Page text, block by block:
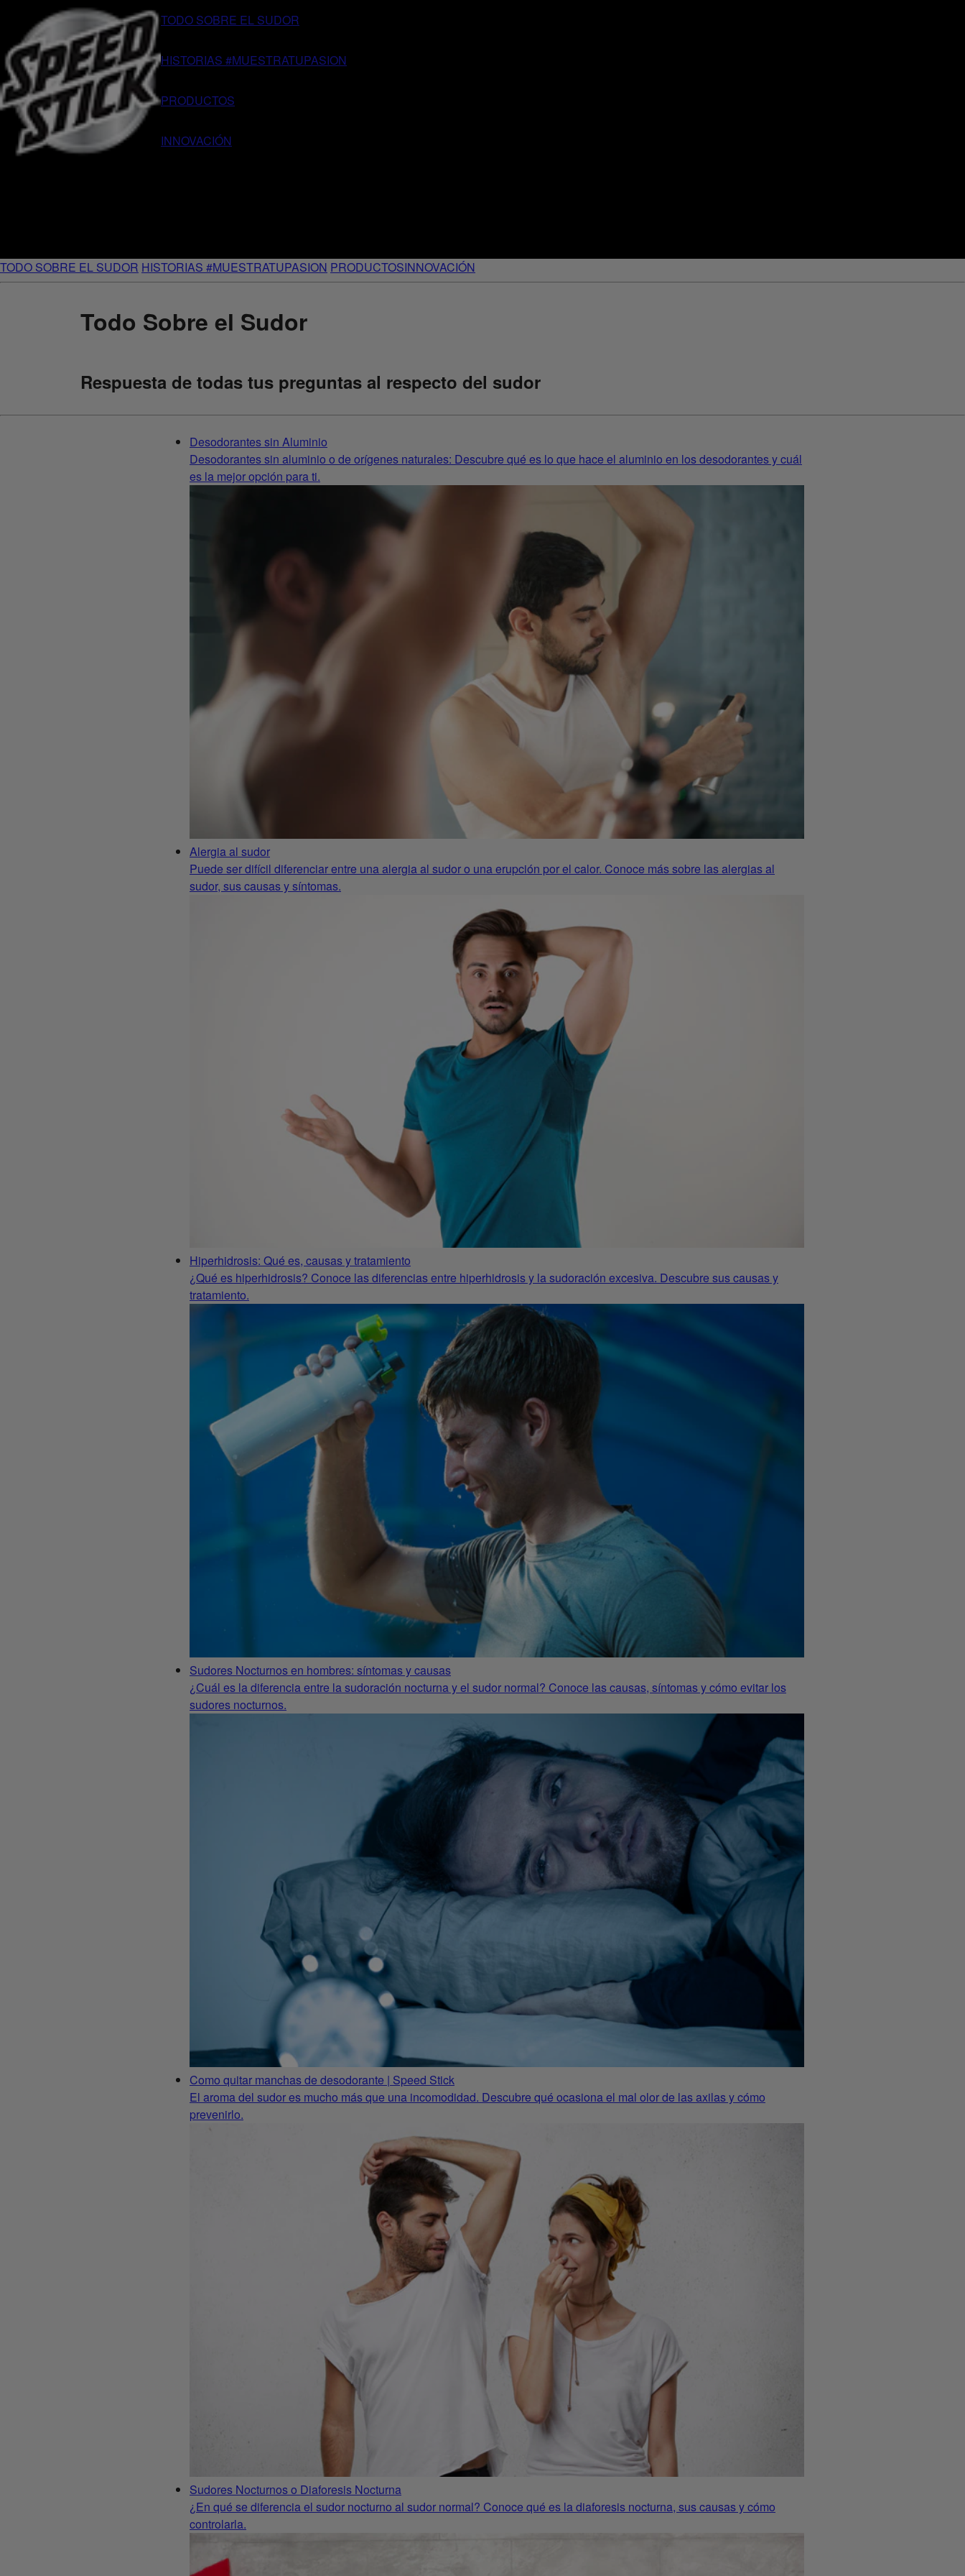
TODO SOBRE EL SUDOR
HISTORIAS #MUESTRATUPASION
PRODUCTOS
INNOVACIÓN
TODO SOBRE EL SUDOR HISTORIAS #MUESTRATUPASION PRODUCTOSINNOVACIÓN
Todo Sobre el Sudor
Respuesta de todas tus preguntas al respecto del sudor
Desodorantes sin Aluminio
Desodorantes sin aluminio o de orígenes naturales: Descubre qué es lo que hace el aluminio en los desodorantes y cuál
es la mejor opción para ti.
Alergia al sudor
Puede ser difícil diferenciar entre una alergia al sudor o una erupción por el calor. Conoce más sobre las alergias al
sudor, sus causas y síntomas.
Hiperhidrosis: Qué es, causas y tratamiento
¿Qué es hiperhidrosis? Conoce las diferencias entre hiperhidrosis y la sudoración excesiva. Descubre sus causas y
tratamiento.
Sudores Nocturnos en hombres: síntomas y causas
¿Cuál es la diferencia entre la sudoración nocturna y el sudor normal? Conoce las causas, síntomas y cómo evitar los
sudores nocturnos.
Como quitar manchas de desodorante | Speed Stick
El aroma del sudor es mucho más que una incomodidad. Descubre qué ocasiona el mal olor de las axilas y cómo
prevenirlo.
Sudores Nocturnos o Diaforesis Nocturna
¿En qué se diferencia el sudor nocturno al sudor normal? Conoce qué es la diaforesis nocturna, sus causas y cómo
controlarla.